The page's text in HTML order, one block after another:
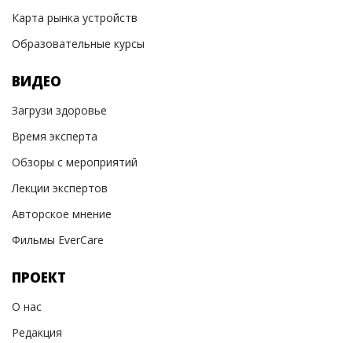
Карта рынка устройств
Образовательные курсы
ВИДЕО
Загрузи здоровье
Время эксперта
Обзоры с мероприятий
Лекции экспертов
Авторское мнение
Фильмы EverCare
ПРОЕКТ
О нас
Редакция